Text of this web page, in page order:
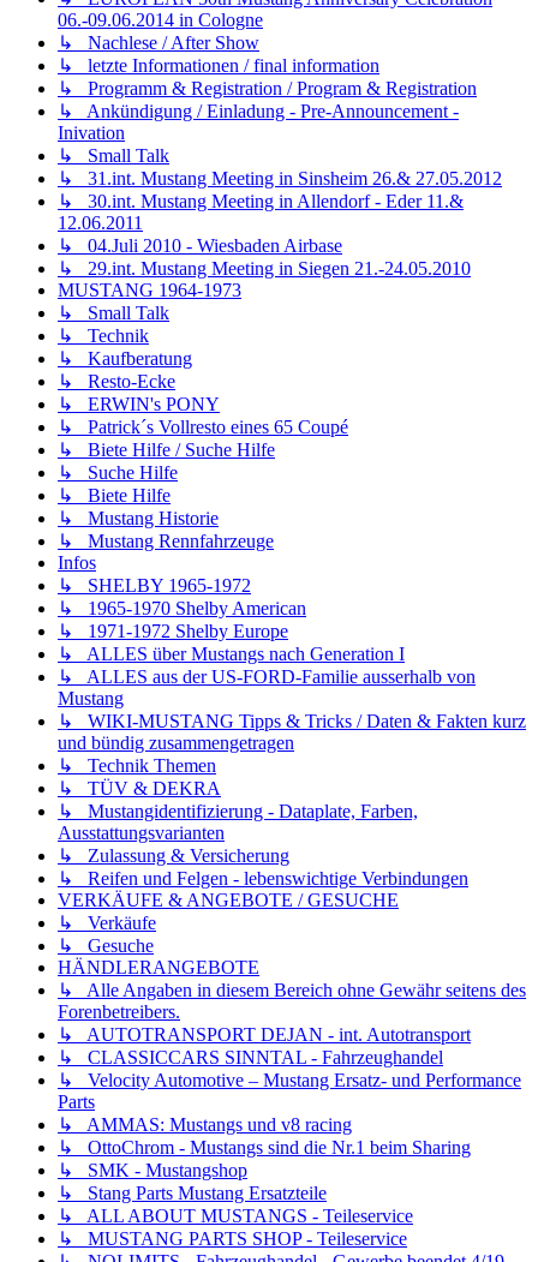
06.-09.06.2014 in Cologne
↳ Nachlese / After Show
↳ letzte Informationen / final information
↳ Programm & Registration / Program & Registration
↳ Ankündigung / Einladung - Pre-Announcement -
Inivation
↳ Small Talk
↳ 31.int. Mustang Meeting in Sinsheim 26.& 27.05.2012
↳ 30.int. Mustang Meeting in Allendorf - Eder 11.&
12.06.2011
↳ 04.Juli 2010 - Wiesbaden Airbase
↳ 29.int. Mustang Meeting in Siegen 21.-24.05.2010
MUSTANG 1964-1973
↳ Small Talk
↳ Technik
↳ Kaufberatung
↳ Resto-Ecke
↳ ERWIN's PONY
↳ Patrick´s Vollresto eines 65 Coupé
↳ Biete Hilfe / Suche Hilfe
↳ Suche Hilfe
↳ Biete Hilfe
↳ Mustang Historie
↳ Mustang Rennfahrzeuge
Infos
↳ SHELBY 1965-1972
↳ 1965-1970 Shelby American
↳ 1971-1972 Shelby Europe
↳ ALLES über Mustangs nach Generation I
↳ ALLES aus der US-FORD-Familie ausserhalb von
Mustang
↳ WIKI-MUSTANG Tipps & Tricks / Daten & Fakten kurz
und bündig zusammengetragen
↳ Technik Themen
↳ TÜV & DEKRA
↳ Mustangidentifizierung - Dataplate, Farben,
Ausstattungsvarianten
↳ Zulassung & Versicherung
↳ Reifen und Felgen - lebenswichtige Verbindungen
VERKÄUFE & ANGEBOTE / GESUCHE
↳ Verkäufe
↳ Gesuche
HÄNDLERANGEBOTE
↳ Alle Angaben in diesem Bereich ohne Gewähr seitens des
Forenbetreibers.
↳ AUTOTRANSPORT DEJAN - int. Autotransport
↳ CLASSICCARS SINNTAL - Fahrzeughandel
↳ Velocity Automotive – Mustang Ersatz- und Performance
Parts
↳ AMMAS: Mustangs und v8 racing
↳ OttoChrom - Mustangs sind die Nr.1 beim Sharing
↳ SMK - Mustangshop
↳ Stang Parts Mustang Ersatzteile
↳ ALL ABOUT MUSTANGS - Teileservice
↳ MUSTANG PARTS SHOP - Teileservice